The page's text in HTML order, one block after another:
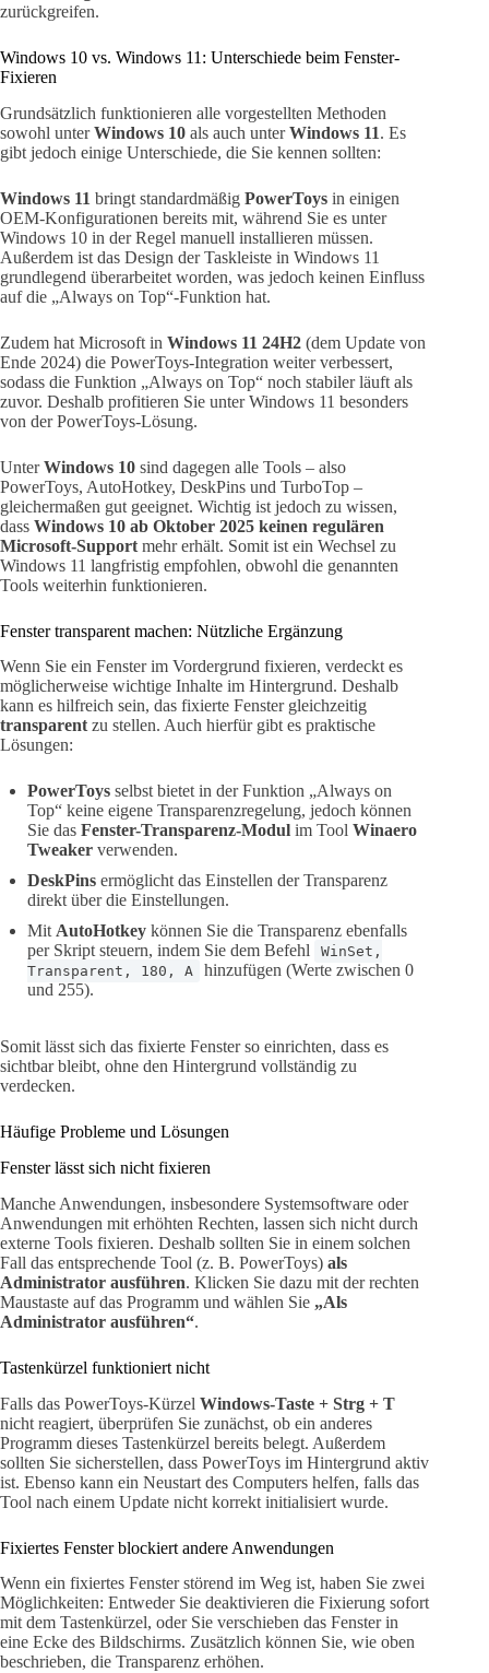
zurückgreifen.
Windows 10 vs. Windows 11: Unterschiede beim Fenster-
Fixieren
Grundsätzlich funktionieren alle vorgestellten Methoden
sowohl unterWindows 10 als auch unterWindows 11. Es
gibt jedoch einige Unterschiede, die Sie kennen sollten:
Windows 11 bringt standardmäßig PowerToys in einigen
OEM-Konfigurationen bereits mit, während Sie es unter
Windows 10 in der Regel manuell installieren müssen.
Außerdem ist das Design der Taskleiste in Windows 11
grundlegend überarbeitet worden, was jedoch keinen Einfluss
auf die „Always on Top“-Funktion hat.
Zudem hat Microsoft in Windows 11 24H2 (dem Update von
Ende 2024) die PowerToys-Integration weiter verbessert,
sodass die Funktion „Always on Top“ noch stabiler läuft als
zuvor. Deshalb profitieren Sie unter Windows 11 besonders
von der PowerToys-Lösung.
UnterWindows 10 sind dagegen alle Tools – also
PowerToys, AutoHotkey, DeskPins und TurboTop –
gleichermaßen gut geeignet. Wichtig ist jedoch zu wissen,
dass Windows 10 ab Oktober 2025 keinen regulären
Microsoft-Support mehr erhält. Somit ist ein Wechsel zu
Windows 11 langfristig empfohlen, obwohl die genannten
Tools weiterhin funktionieren.
Fenster transparent machen: Nützliche Ergänzung
Wenn Sie ein Fenster im Vordergrund fixieren, verdeckt es
möglicherweise wichtige Inhalte im Hintergrund. Deshalb
kann es hilfreich sein, das fixierte Fenster gleichzeitig
transparent zu stellen. Auch hierfür gibt es praktische
Lösungen:
PowerToys selbst bietet in der Funktion „Always on
Top“ keine eigene Transparenzregelung, jedoch können
Sie das Fenster-Transparenz-Modul im Tool Winaero
Tweaker verwenden.
DeskPins ermöglicht das Einstellen der Transparenz
direkt über die Einstellungen.
Mit AutoHotkey können Sie die Transparenz ebenfalls
per Skript steuern, indem Sie dem Befehl
WinSet,
Transparent, 180, A
hinzufügen (Werte zwischen 0
und 255).
Somit lässt sich das fixierte Fenster so einrichten, dass es
sichtbar bleibt, ohne den Hintergrund vollständig zu
verdecken.
Häufige Probleme und Lösungen
Fenster lässt sich nicht fixieren
Manche Anwendungen, insbesondere Systemsoftware oder
Anwendungen mit erhöhten Rechten, lassen sich nicht durch
externe Tools fixieren. Deshalb sollten Sie in einem solchen
Fall das entsprechende Tool (z. B. PowerToys) als
Administrator ausführen. Klicken Sie dazu mit der rechten
Maustaste auf das Programm und wählen Sie „Als
Administrator ausführen“.
Tastenkürzel funktioniert nicht
Falls das PowerToys-Kürzel Windows-Taste + Strg + T
nicht reagiert, überprüfen Sie zunächst, ob ein anderes
Programm dieses Tastenkürzel bereits belegt. Außerdem
sollten Sie sicherstellen, dass PowerToys im Hintergrund aktiv
ist. Ebenso kann ein Neustart des Computers helfen, falls das
Tool nach einem Update nicht korrekt initialisiert wurde.
Fixiertes Fenster blockiert andere Anwendungen
Wenn ein fixiertes Fenster störend im Weg ist, haben Sie zwei
Möglichkeiten: Entweder Sie deaktivieren die Fixierung sofort
mit dem Tastenkürzel, oder Sie verschieben das Fenster in
eine Ecke des Bildschirms. Zusätzlich können Sie, wie oben
beschrieben, die Transparenz erhöhen.